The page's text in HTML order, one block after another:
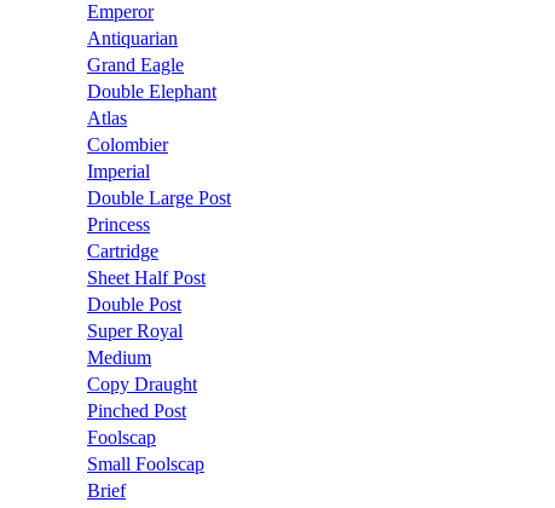
Emperor
Antiquarian
Grand Eagle
Double Elephant
Atlas
Colombier
Imperial
Double Large Post
Princess
Cartridge
Sheet Half Post
Double Post
Super Royal
Medium
Copy Draught
Pinched Post
Foolscap
Small Foolscap
Brief